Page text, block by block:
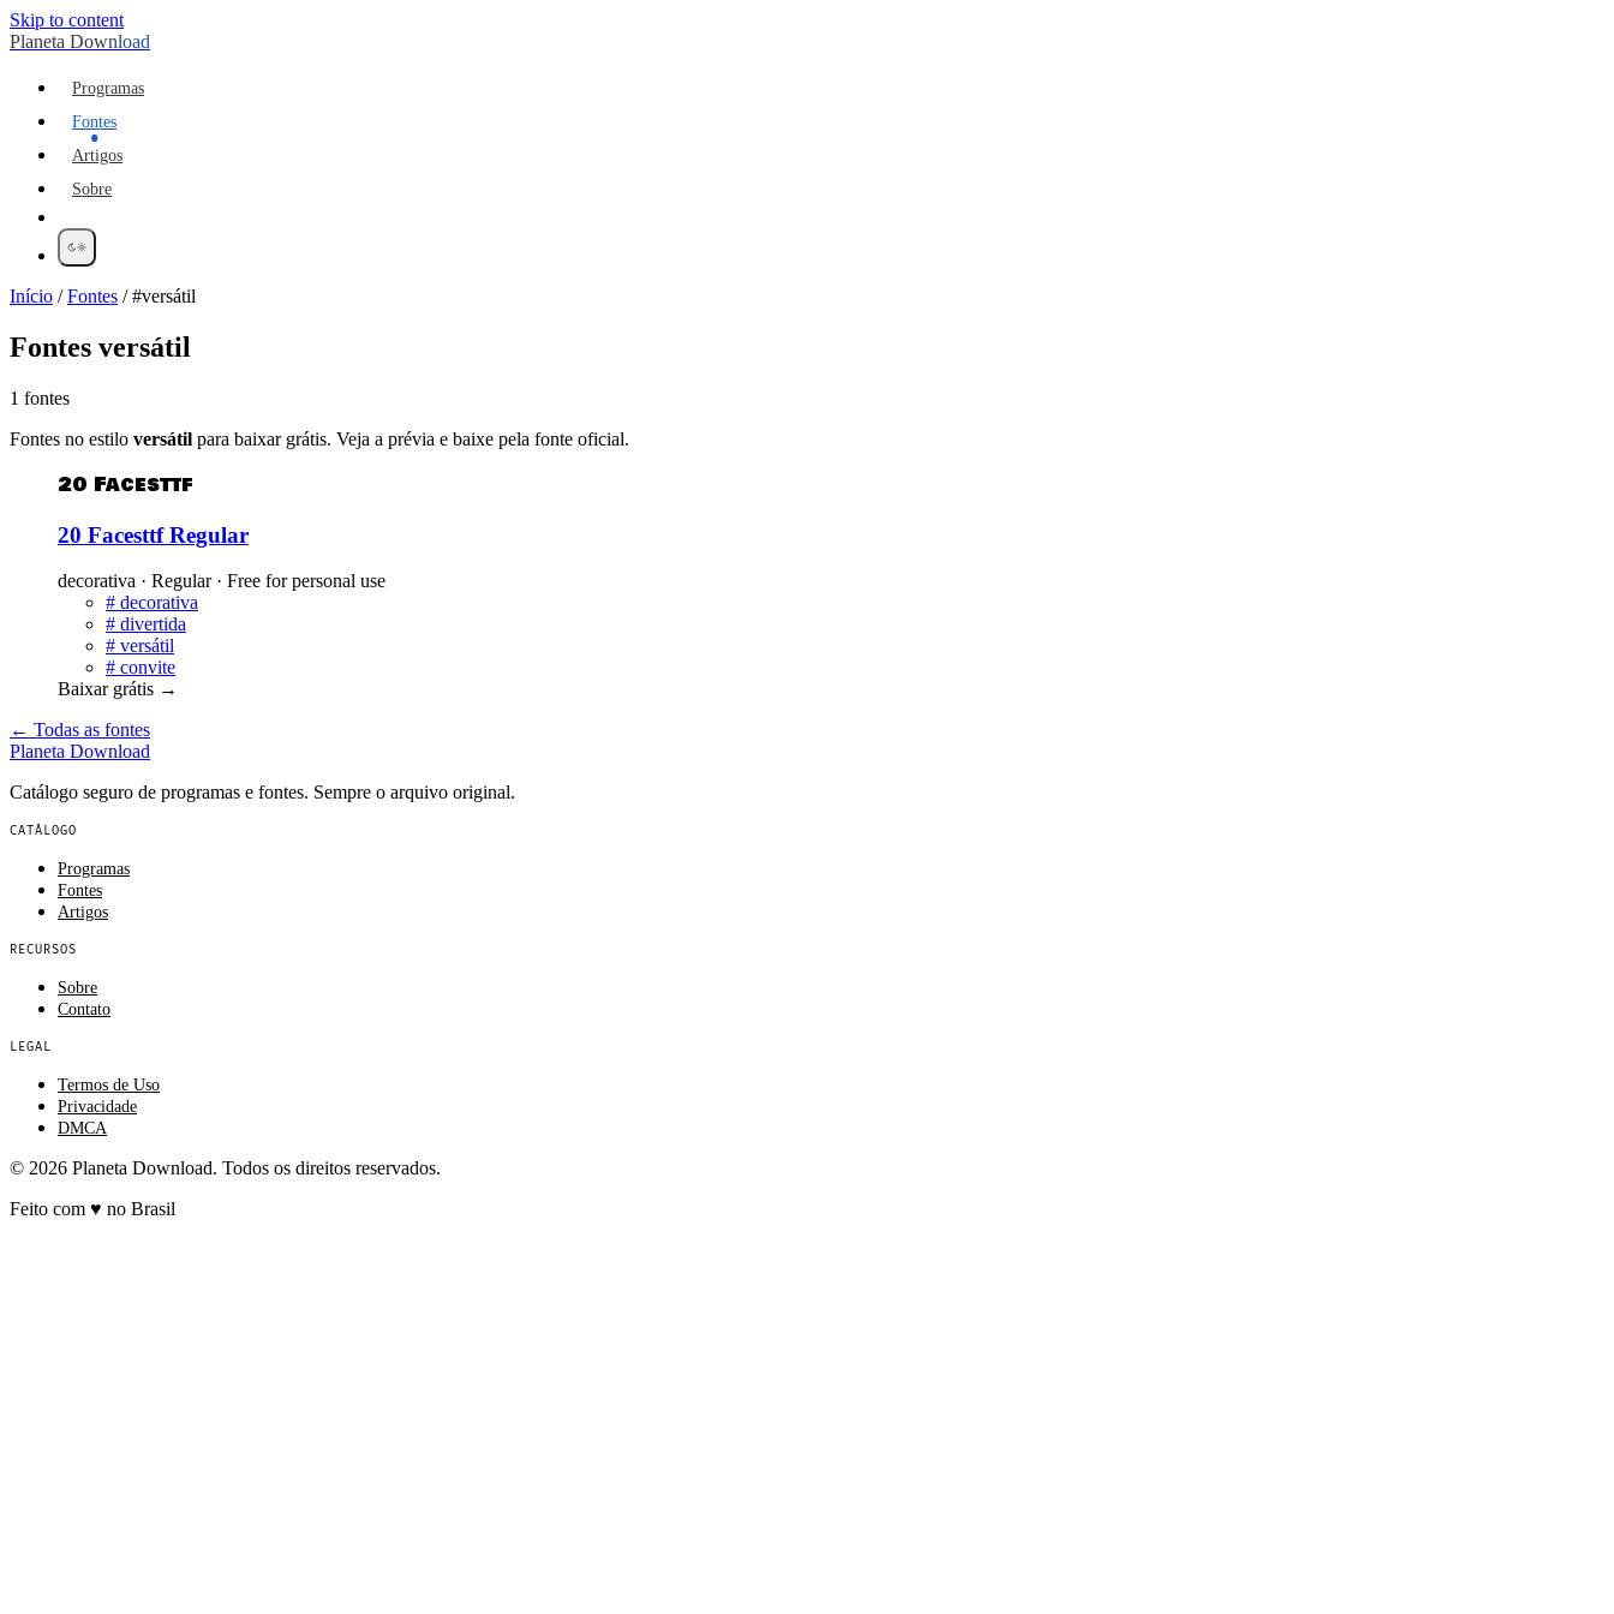
Skip to content
Planeta Download
Programas
Fontes
Artigos
Sobre
Início /Fontes /#versátil
Fontes versátil
1 fontes
Fontes no estilo versátil para baixar grátis. Veja a prévia e baixe pela fonte oficial.
20 Facesttf
20 Facesttf Regular
decorativa · Regular · Free for personal use
# decorativa
# divertida
# versátil
# convite
Baixar grátis →
← Todas as fontes
Planeta Download
Catálogo seguro de programas e fontes. Sempre o arquivo original.
CATÁLOGO
Programas
Fontes
Artigos
RECURSOS
Sobre
Contato
LEGAL
Termos de Uso
Privacidade
DMCA
© 2026 Planeta Download. Todos os direitos reservados.
Feito com ♥ no Brasil